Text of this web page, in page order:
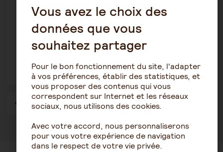
22 août 2023 7:48
Dégradation suite à annonce décès conjoint
2225
1 … 17 18 19 20 21 22 23
Vous avez le choix des
données que vous
souhaitez partager
Pour le bon fonctionnement du site, l'adapter
à vos préférences, établir des statistiques, et
vous proposer des contenus qui vous
correspondent sur Internet et les réseaux
sociaux, nous utilisons des cookies.
Avec votre accord, nous personnaliserons
pour vous votre expérience de navigation
dans le respect de votre vie privée.